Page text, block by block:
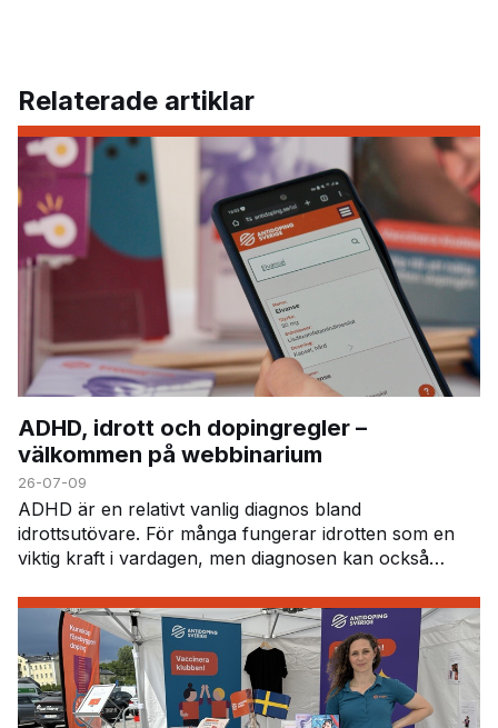
Relaterade artiklar
ADHD, idrott och dopingregler –
välkommen på webbinarium
26-07-09
ADHD är en relativt vanlig diagnos bland
idrottsutövare. För många fungerar idrotten som en
viktig kraft i vardagen, men diagnosen kan också
att h…